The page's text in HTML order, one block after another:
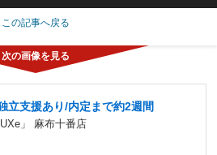
この記事へ戻る
立支援あり/内定まで約2週間
」 麻布十番店